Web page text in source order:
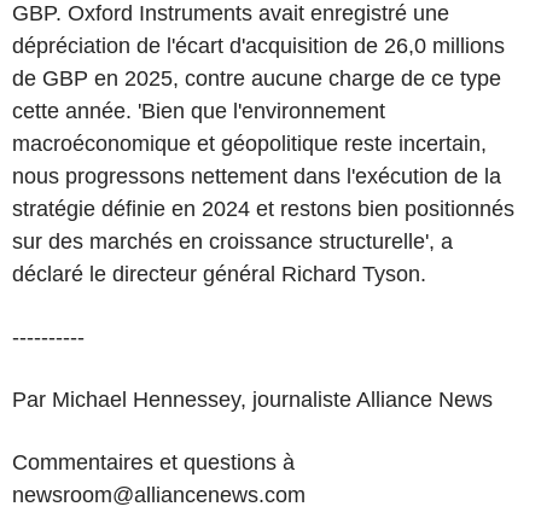
GBP. Oxford Instruments avait enregistré une
dépréciation de l'écart d'acquisition de 26,0 millions
de GBP en 2025, contre aucune charge de ce type
cette année. 'Bien que l'environnement
macroéconomique et géopolitique reste incertain,
nous progressons nettement dans l'exécution de la
stratégie définie en 2024 et restons bien positionnés
sur des marchés en croissance structurelle', a
déclaré le directeur général Richard Tyson.
----------
Par Michael Hennessey, journaliste Alliance News
Commentaires et questions à
newsroom@alliancenews.com